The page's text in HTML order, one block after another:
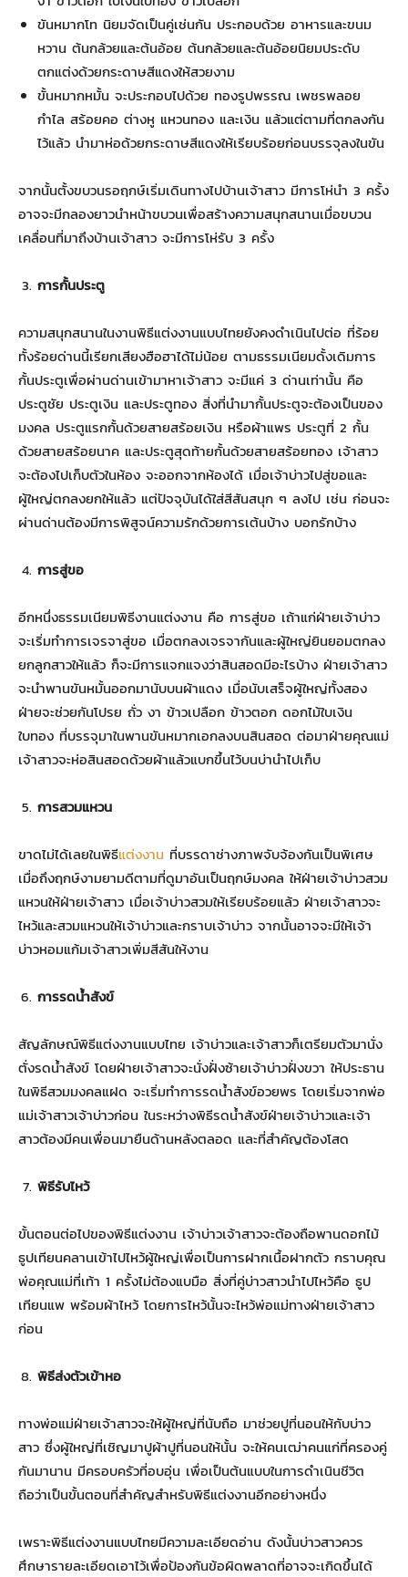
ขันหมากโท นิยมจัดเป็นคู่เช่นกัน ประกอบด้วย อาหารและขนม
หวาน ต้นกล้วยและต้นอ้อย ต้นกล้วยและต้นอ้อยนิยมประดับ
ตกแต่งด้วยกระดาษสีแดงให้สวยงาม
ขั้นหมากหมั้น จะประกอบไปด้วย ทองรูปพรรณ เพชรพลอย
กำไล สร้อยคอ ต่างหู แหวนทอง และเงิน แล้วแต่ตามที่ตกลงกัน
ไว้แล้ว นำมาห่อด้วยกระดาษสีแดงให้เรียบร้อยก่อนบรรจุลงในขัน
จากนั้นตั้งขบวนรอฤกษ์เริ่มเดินทางไปบ้านเจ้าสาว มีการโห่นำ 3 ครั้ง
อาจจะมีกลองยาวนำหน้าขบวนเพื่อสร้างความสนุกสนานเมื่อขบวน
เคลื่อนที่มาถึงบ้านเจ้าสาว จะมีการโห่รับ 3 ครั้ง
การกั้นประตู
ความสนุกสนานในงานพิธีแต่งงานแบบไทยยังคงดำเนินไปต่อ ที่ร้อย
ทั้งร้อยด่านนี้เรียกเสียงฮือฮาได้ไม่น้อย ตามธรรมเนียมดั้งเดิมการ
กั้นประตูเพื่อผ่านด่านเข้ามาหาเจ้าสาว จะมีแค่ 3 ด่านเท่านั้น คือ
ประตูชัย ประตูเงิน และประตูทอง สิ่งที่นำมากั้นประตูจะต้องเป็นของ
มงคล ประตูแรกกั้นด้วยสายสร้อยเงิน หรือผ้าแพร ประตูที่ 2 กั้น
ด้วยสายสร้อยนาค และประตูสุดท้ายกั้นด้วยสายสร้อยทอง เจ้าสาว
จะต้องไปเก็บตัวในห้อง จะออกจากห้องได้ เมื่อเจ้าบ่าวไปสู่ขอและ
ผู้ใหญ่ตกลงยกให้แล้ว แต่ปัจจุบันได้ใส่สีสันสนุก ๆ ลงไป เช่น ก่อนจะ
ผ่านด่านต้องมีการพิสูจน์ความรักด้วยการเต้นบ้าง บอกรักบ้าง
การสู่ขอ
อีกหนึ่งธรรมเนียมพิธีงานแต่งงาน คือ การสู่ขอ เถ้าแก่ฝ่ายเจ้าบ่าว
จะเริ่มทำการเจรจาสู่ขอ เมื่อตกลงเจรจากันและผู้ใหญ่ยินยอมตกลง
ยกลูกสาวให้แล้ว ก็จะมีการแจกแจงว่าสินสอดมีอะไรบ้าง ฝ่ายเจ้าสาว
จะนำพานขันหมั้นออกมานับบนผ้าแดง เมื่อนับเสร็จผู้ใหญ่ทั้งสอง
ฝ่ายจะช่วยกันโปรย ถั่ว งา ข้าวเปลือก ข้าวตอก ดอกไม้ใบเงิน
ใบทอง ที่บรรจุมาในพานขันหมากเอกลงบนสินสอด ต่อมาฝ่ายคุณแม่
เจ้าสาวจะห่อสินสอดด้วยผ้าแล้วแบกขึ้นไว้บนบ่านำไปเก็บ
การสวมแหวน
ขาดไม่ได้เลยในพิธีแต่งงาน ที่บรรดาช่างภาพจับจ้องกันเป็นพิเศษ
เมื่อถึงฤกษ์งามยามดีตามที่ดูมาอันเป็นฤกษ์มงคล ให้ฝ่ายเจ้าบ่าวสวม
แหวนให้ฝ่ายเจ้าสาว เมื่อเจ้าบ่าวสวมให้เรียบร้อยแล้ว ฝ่ายเจ้าสาวจะ
ไหว้และสวมแหวนให้เจ้าบ่าวและกราบเจ้าบ่าว จากนั้นอาจจะมีให้เจ้า
บ่าวหอมแก้มเจ้าสาวเพิ่มสีสันให้งาน
การรดน้ำสังข์
สัญลักษณ์พิธีแต่งงานแบบไทย เจ้าบ่าวและเจ้าสาวก็เตรียมตัวมานั่ง
ตั่งรดน้ำสังข์ โดยฝ่ายเจ้าสาวจะนั่งฝั่งซ้ายเจ้าบ่าวฝั่งขวา ให้ประธาน
ในพิธีสวมมงคลแฝด จะเริ่มทำการรดน้ำสังข์อวยพร โดยเริ่มจากพ่อ
แม่เจ้าสาวเจ้าบ่าวก่อน ในระหว่างพิธีรดน้ำสังข์ฝ่ายเจ้าบ่าวและเจ้า
สาวต้องมีคนเพื่อนมายืนด้านหลังตลอด และที่สำคัญต้องโสด
พิธีรับไหว้
ขั้นตอนต่อไปของพิธีแต่งงาน เจ้าบ่าวเจ้าสาวจะต้องถือพานดอกไม้
ธูปเทียนคลานเข้าไปไหว้ผู้ใหญ่เพื่อเป็นการฝากเนื้อฝากตัว กราบคุณ
พ่อคุณแม่ที่เท้า 1 ครั้งไม่ต้องแบมือ สิ่งที่คู่บ่าวสาวนำไปไหว้คือ ธูป
เทียนแพ พร้อมผ้าไหว้ โดยการไหว้นั้นจะไหว้พ่อแม่ทางฝ่ายเจ้าสาว
ก่อน
พิธีส่งตัวเข้าหอ
ทางพ่อแม่ฝ่ายเจ้าสาวจะให้ผู้ใหญ่ที่นับถือ มาช่วยปูที่นอนให้กับบ่าว
สาว ซึ่งผู้ใหญ่ที่เชิญมาปูผ้าปูที่นอนให้นั้น จะให้คนเฒ่าคนแก่ที่ครองคู่
กันมานาน มีครอบครัวที่อบอุ่น เพื่อเป็นต้นแบบในการดำเนินชีวิต
ถือว่าเป็นขั้นตอนที่สำคัญสำหรับพิธีแต่งงานอีกอย่างหนึ่ง
เพราะพิธีแต่งงานแบบไทยมีความละเอียดอ่าน ดังนั้นบ่าวสาวควร
ศึกษารายละเอียดเอาไว้เพื่อป้องกันข้อผิดพลาดที่อาจจะเกิดขึ้นได้